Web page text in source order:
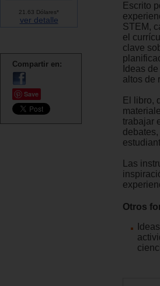
21.63 Dólares*
ver detalle
Compartir en:
Save
Escrito
STEM,
el
clave
Ideas
altos de
El libro,
trabajar
Las
Otros